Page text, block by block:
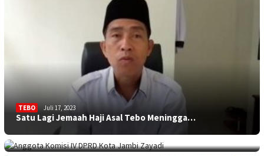
TEBO Juli 17, 2023
Satu Lagi Jemaah Haji Asal Tebo Meningga…
KOTA JAMBI
Sekolah Minim Siswa, Dewan: Diknas Harus…